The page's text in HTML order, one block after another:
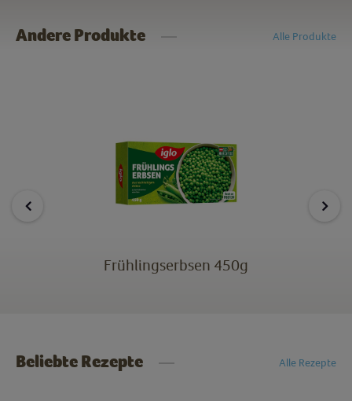
Andere Produkte Alle Produkte
Frühlingserbsen 450g
Beliebte Rezepte Alle Rezepte